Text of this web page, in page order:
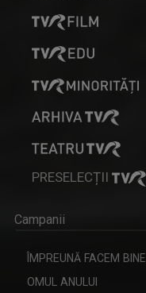
PRESELECȚII
Campanii
ÎMPREUNĂ FACEM BINE
OMUL ANULUI